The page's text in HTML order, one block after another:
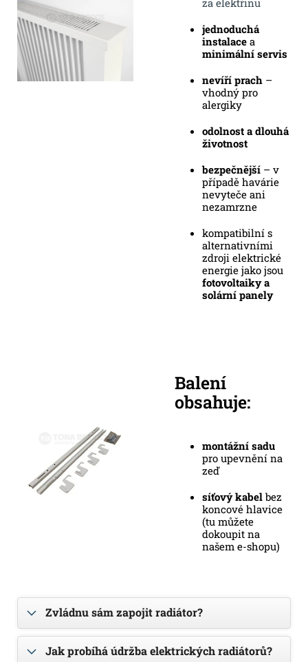
jednoduchá
instalace a
minimální servis
nevíří prach –
vhodný pro
alergiky
odolnost a dlouhá
životnost
bezpečnější – v
případě havárie
nevyteče ani
nezamrzne
kompatibilní s
alternativními
zdroji elektrické
energie jako jsou
fotovoltaiky a
solární panely
Balení
obsahuje:
montážní sadu
pro upevnění na
zeď
síťový kabel bez
koncové hlavice
(tu můžete
dokoupit na
našem e-shopu)
Zvládnu sám zapojit radiátor?
Jak probíhá údržba elektrických radiátorů?